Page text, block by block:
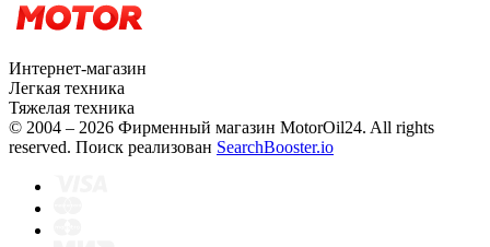
Интернет-магазин
Легкая техника
Тяжелая техника
© 2004 – 2026 Фирменный магазин MotorOil24. All rights
reserved. Поиск реализован SearchBooster.io